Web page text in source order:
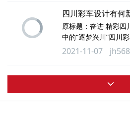
清水秀美丽重庆的大
广会馆、朝天门……彰
轨穿楼、索道过江和
呈现重庆立体、动感
四川彩车设计有何
原标题：奋进 精彩四川与
中的“逐梦兴川”四川
置于彩车上的大熊
彩车上3名手执彝
羌彝汉天府新民居浮
彩车上的新能源页
2021-11-07 jh568